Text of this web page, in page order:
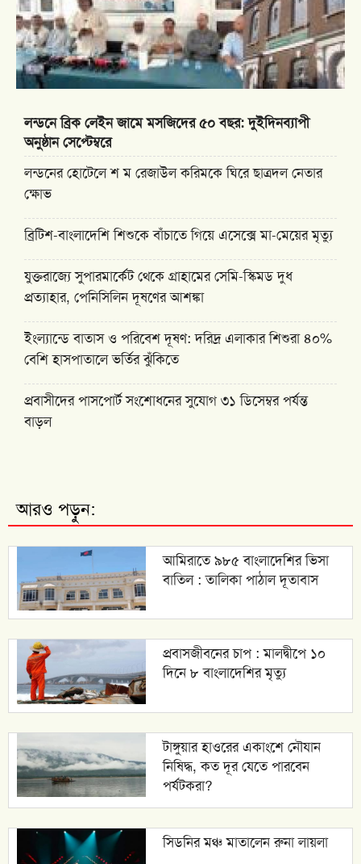
লন্ডনে ব্রিক লেইন জামে মসজিদের ৫০ বছর: দুইদিনব্যাপী
অনুষ্ঠান সেপ্টেম্বরে
লন্ডনের হোটেলে শ ম রেজাউল করিমকে ঘিরে ছাত্রদল নেতার
ক্ষোভ
ব্রিটিশ-বাংলাদেশি শিশুকে বাঁচাতে গিয়ে এসেক্সে মা-মেয়ের মৃত্যু
যুক্তরাজ্যে সুপারমার্কেট থেকে গ্রাহামের সেমি-স্কিমড দুধ
প্রত্যাহার, পেনিসিলিন দূষণের আশঙ্কা
ইংল্যান্ডে বাতাস ও পরিবেশ দূষণ: দরিদ্র এলাকার শিশুরা ৪০%
বেশি হাসপাতালে ভর্তির ঝুঁকিতে
প্রবাসীদের পাসপোর্ট সংশোধনের সুযোগ ৩১ ডিসেম্বর পর্যন্ত
বাড়ল
আরও পড়ুন:
আমিরাতে ৯৮৫ বাংলাদেশির ভিসা
বাতিল : তালিকা পাঠাল দূতাবাস
প্রবাসজীবনের চাপ : মালদ্বীপে ১০
দিনে ৮ বাংলাদেশির মৃত্যু
টাঙ্গুয়ার হাওরের একাংশে নৌযান
নিষিদ্ধ, কত দূর যেতে পারবেন
পর্যটকরা?
সিডনির মঞ্চ মাতালেন রুনা লায়লা